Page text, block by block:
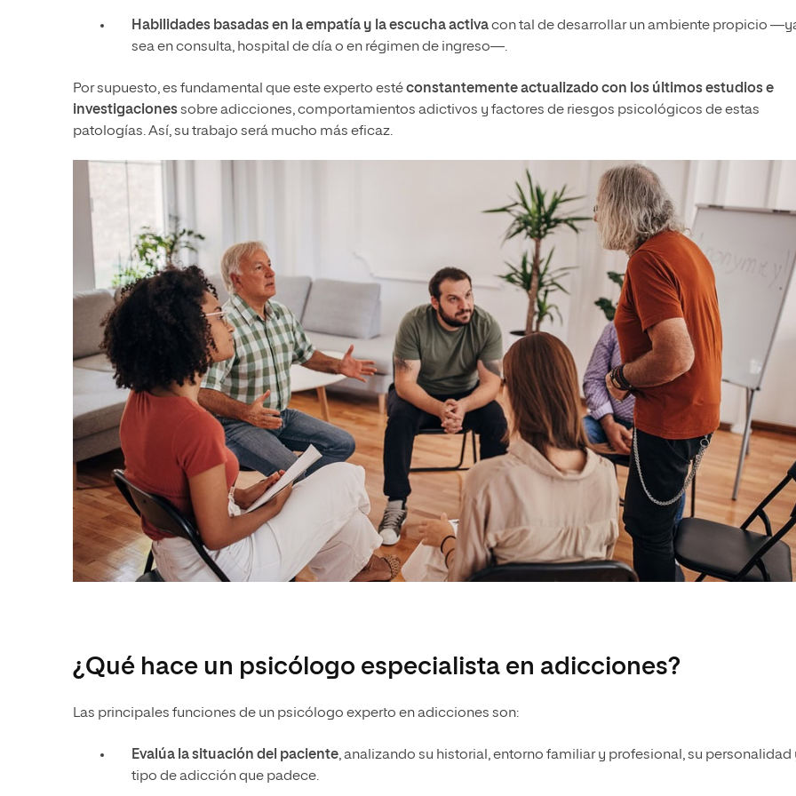
Habilidades basadas en la empatía y la escucha activacon tal de desarrollar un ambiente propicio
sea en consulta, hospital de día o en régimen de ingreso—.
Por supuesto, es fundamental que este experto estéconstantemente actualizado con los últimos estudios e
investigacionessobre adicciones, comportamientos adictivos y factores de riesgos psicológicos de estas
patologías. Así, su trabajo será mucho más eficaz.
¿Qué hace un psicólogo especialista en adicciones?
Las principales funciones de un psicólogo experto en adicciones son:
Evalúa la situación del paciente, analizando su historial, entorno familiar y profesional, su personalidad
tipo de adicción que padece.